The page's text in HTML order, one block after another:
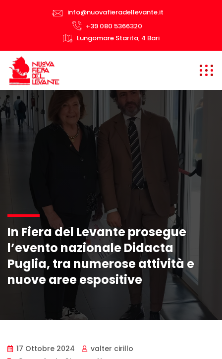
info@nuovafieradellevante.it
+39 080 5366320
Lungomare Starita, 4 Bari
In Fiera del Levante prosegue
l’evento nazionale Didacta
Puglia, tra numerose attività e
nuove aree espositive
17 Ottobre 2024
valter cirillo